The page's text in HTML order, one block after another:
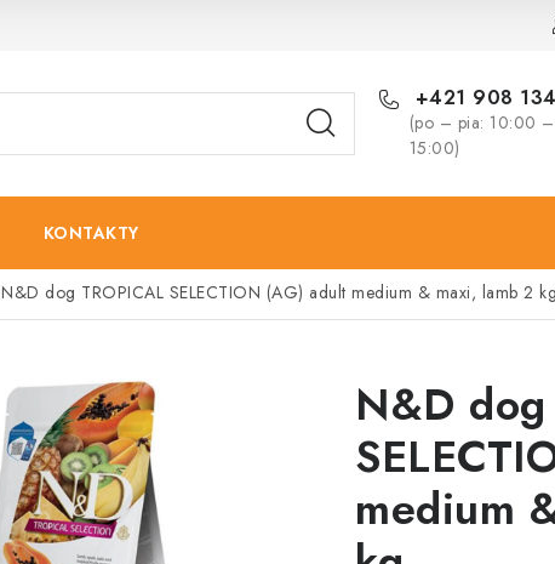
+421 908
(po – pia: 10:00 –
15:00)
KONTAKTY
N&D dog TROPICAL SELECTION (AG) adult medium & maxi, lamb 2 kg
N&D dog
medium